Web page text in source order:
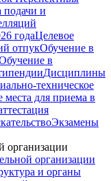
подачи и
годаЦелевое
отпукОбучение в
в
Дисциплины
техническое
места для приема в
Экзамены
организации
организации
и органы